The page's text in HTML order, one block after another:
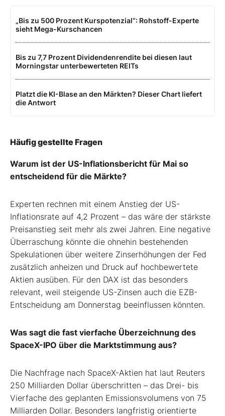
„Bis zu 500 Prozent Kurspotenzial“: Rohstoff-Experte
sieht Mega-Kurschancen
Bis zu 7,7 Prozent Dividendenrendite bei diesen laut
Morningstar unterbewerteten REITs
Platzt die KI-Blase an den Märkten? Dieser Chart liefert
die Antwort
Häufig gestellte Fragen
Warum ist der US-Inflationsbericht für Mai so
entscheidend für die Märkte?
Experten rechnen mit einem Anstieg der US-
Inflationsrate auf 4,2 Prozent – das wäre der stärkste
Preisanstieg seit mehr als zwei Jahren. Eine negative
Überraschung könnte die ohnehin bestehenden
Spekulationen über weitere Zinserhöhungen der Fed
zusätzlich anheizen und Druck auf hochbewertete
Aktien ausüben. Für den DAX ist das besonders
relevant, weil steigende US-Zinsen auch die EZB-
Entscheidung am Donnerstag beeinflussen könnten.
Was sagt die fast vierfache Überzeichnung des
SpaceX-IPO über die Marktstimmung aus?
Die Nachfrage nach SpaceX-Aktien hat laut Reuters
250 Milliarden Dollar überschritten – das Drei- bis
Vierfache des geplanten Emissionsvolumens von 75
Milliarden Dollar. Besonders langfristig orientierte